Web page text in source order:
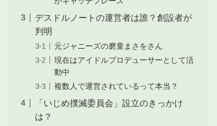
デスドルノートの運営者は誰？創設者が
判明
元ジャニーズの磨童まさをさん
現在はアイドルプロデューサーとして活
動中
複数人で運営されているって本当？
「いじめ撲滅委員会」設立のきっかけ
は？